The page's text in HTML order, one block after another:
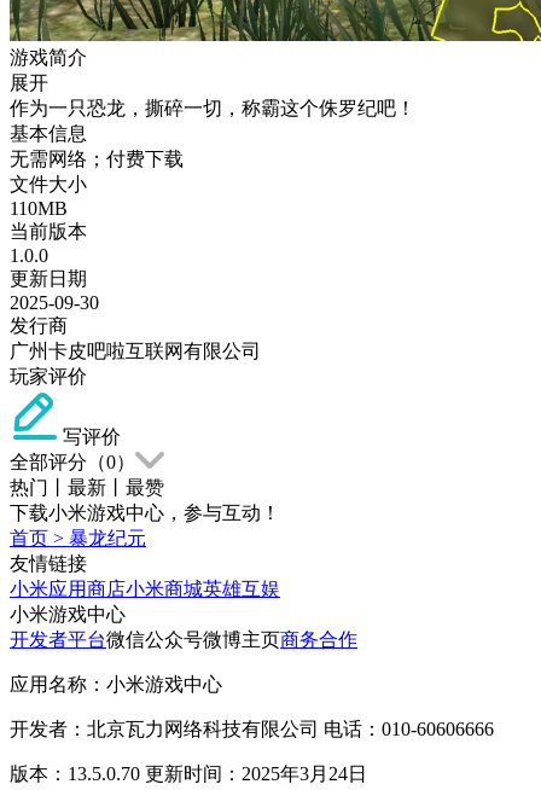
游戏简介
展开
作为一只恐龙，撕碎一切，称霸这个侏罗纪吧！
基本信息
无需网络；付费下载
文件大小
110MB
当前版本
1.0.0
更新日期
2025-09-30
发行商
广州卡皮吧啦互联网有限公司
玩家评价
写评价
全部评分（0）
热门
最新
最赞
下载小米游戏中心，参与互动！
首页 > 暴龙纪元
友情链接
小米应用商店小米商城英雄互娱
小米游戏中心
开发者平台微信公众号微博主页商务合作
应用名称：小米游戏中心
开发者：北京瓦力网络科技有限公司 电话：010-60606666
版本：13.5.0.70 更新时间：2025年3月24日